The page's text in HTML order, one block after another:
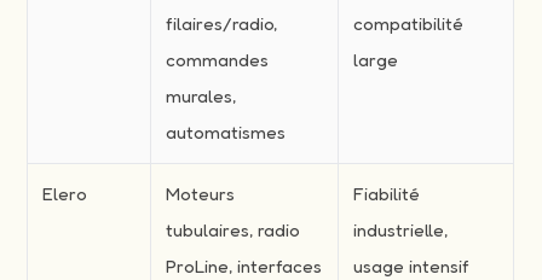
filaires/radio,
commandes
murales,
automatismes
compatibilité
large
Elero
Moteurs
tubulaires, radio
ProLine, interfaces
Fiabilité
industrielle,
usage intensif